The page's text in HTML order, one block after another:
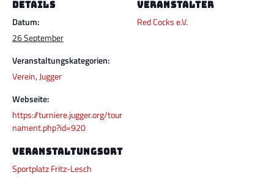
DETAILS
Datum:
26 September
Veranstaltungskategorien:
Verein,Jugger
Webseite:
https://turniere.jugger.org/tour
nament.php?id=920
VERANSTALTUNGSORT
Sportplatz Fritz-Lesch
VERANSTALTER
Red Cocks e.V.